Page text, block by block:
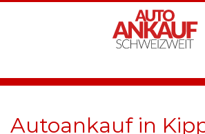
Autoankauf in